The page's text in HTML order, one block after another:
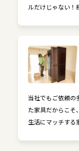
ルだけじゃない！
当社でもご依頼の
た家具だからこそ
生活にマッチする